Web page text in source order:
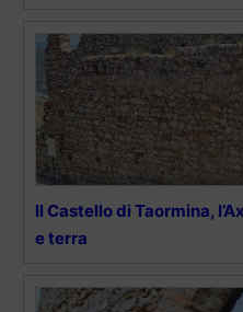
Il Castello di Taormina,
e terra